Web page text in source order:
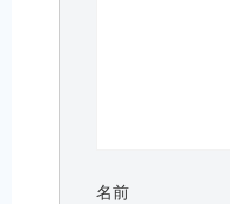
名前